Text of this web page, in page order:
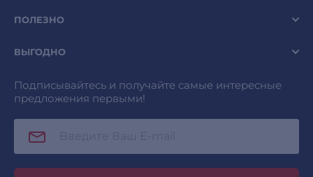
ПОЛЕЗНО
ВЫГОДНО
Подписывайтесь и получайте самые интересные
предложения первыми!